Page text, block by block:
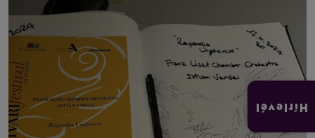
Hírlevél